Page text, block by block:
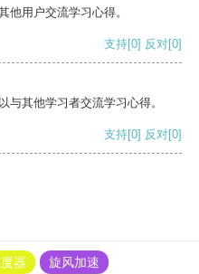
他用户交流学习心得。
支持[0] 反对[0]
与其他学习者交流学习心得。
支持[0] 反对[0]
器
旋风加速